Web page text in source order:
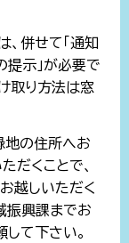
、併せて「通知
提示」が必要で
取り方法は窓
地の住所へお
だくことで、
越しいただく
振興課までお
て下さい。